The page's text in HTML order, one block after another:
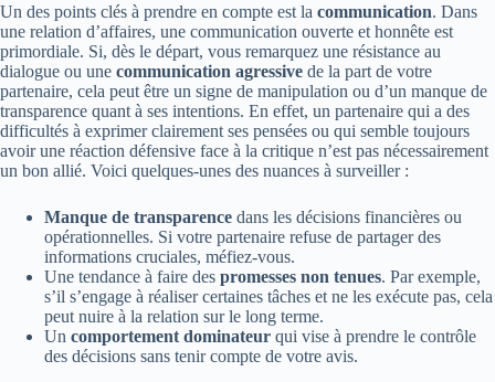
Un des points clés à prendre en compte est la communication. Dans
une relation d’affaires, une communication ouverte et honnête est
primordiale. Si, dès le départ, vous remarquez une résistance au
dialogue ou une communication agressive de la part de votre
partenaire, cela peut être un signe de manipulation ou d’un manque de
transparence quant à ses intentions. En effet, un partenaire qui a des
difficultés à exprimer clairement ses pensées ou qui semble toujours
avoir une réaction défensive face à la critique n’est pas nécessairement
un bon allié. Voici quelques-unes des nuances à surveiller :
Manque de transparence dans les décisions financières ou
opérationnelles. Si votre partenaire refuse de partager des
informations cruciales, méfiez-vous.
Une tendance à faire des promesses non tenues. Par exemple,
s’il s’engage à réaliser certaines tâches et ne les exécute pas, cela
peut nuire à la relation sur le long terme.
Un comportement dominateur qui vise à prendre le contrôle
des décisions sans tenir compte de votre avis.